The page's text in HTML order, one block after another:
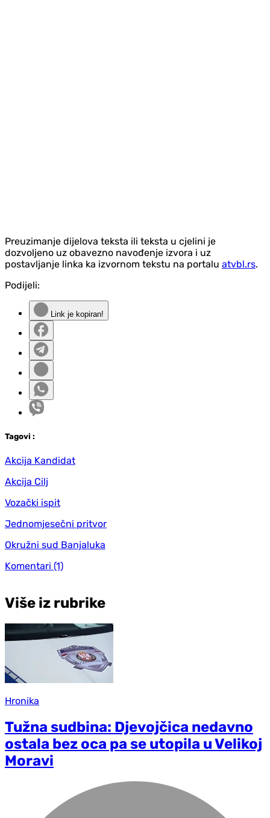
Preuzimanje dijelova teksta ili teksta u cjelini je
dozvoljeno uz obavezno navođenje izvora i uz
postavljanje linka ka izvornom tekstu na portalu atvbl.rs.
Podijeli:
Link je kopiran!
Tagovi :
Akcija Kandidat
Akcija Cilj
Vozački ispit
Jednomjesečni pritvor
Okružni sud Banjaluka
Komentari (1)
Više iz rubrike
Hronika
Tužna sudbina: Djevojčica nedavno
ostala bez oca pa se utopila u Velikoj
Moravi